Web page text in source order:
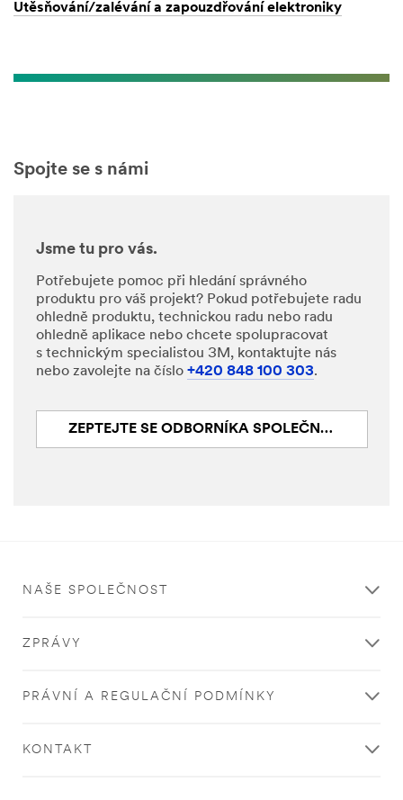
Utěsňování/zalévání a zapouzdřování elektroniky
Spojte se s námi
Jsme tu pro vás.
Potřebujete pomoc při hledání správného
produktu pro váš projekt? Pokud potřebujete radu
ohledně produktu, technickou radu nebo radu
ohledně aplikace nebo chcete spolupracovat
s technickým specialistou 3M, kontaktujte nás
nebo zavolejte na číslo +420 848 100 303.
ZEPTEJTE SE ODBORNÍKA SPOLEČNOSTI 3M
NAŠE SPOLEČNOST
ZPRÁVY
PRÁVNÍ A REGULAČNÍ PODMÍNKY
KONTAKT